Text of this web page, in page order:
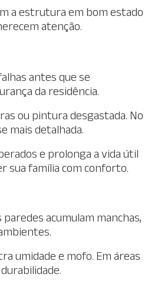
a estrutura em bom estado
atenção.
antes que se
da residência.
ou pintura desgastada. No
mais detalhada.
e prolonga a vida útil
sua família com conforto.
acumulam manchas,
umidade e mofo. Em áreas